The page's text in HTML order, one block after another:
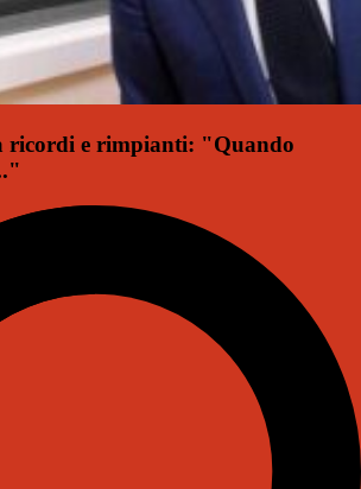
ricordi e rimpianti: "Quando